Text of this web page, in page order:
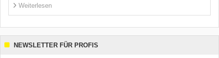
Weiterlesen
NEWSLETTER FÜR PROFIS